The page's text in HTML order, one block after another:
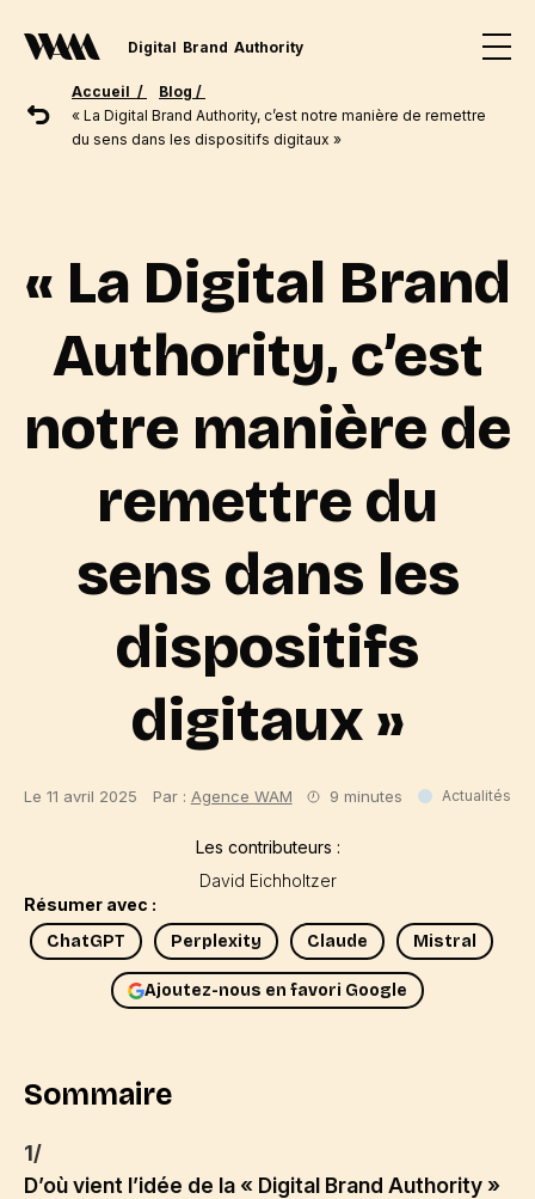
Digital Brand Authority
Accueil /
Blog /
« La Digital Brand Authority, c’est notre manière de remettre
du sens dans les dispositifs digitaux »
« La Digital Brand
Authority, c’est
notre manière de
remettre du
sens dans les
dispositifs
digitaux »
Le 11 avril 2025 Par : Agence WAM 9 minutes Actualités
Les contributeurs :
David Eichholtzer
Résumer avec :
ChatGPT
Perplexity Claude Mistral
Ajoutez-nous en favori Google
Sommaire
1/
D’où vient l’idée de la « Digital Brand Authority »